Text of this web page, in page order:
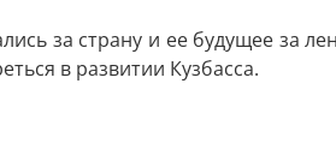
за страну и ее будущее
в развитии Кузбасса.